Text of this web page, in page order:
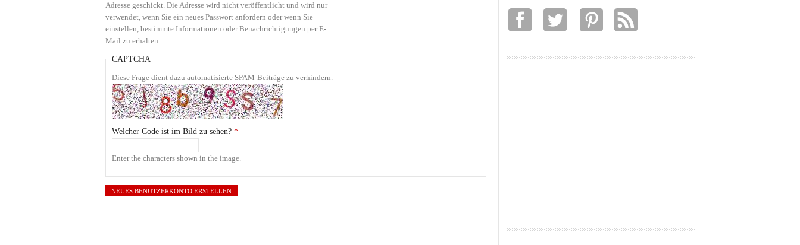
Adresse geschickt. Die Adresse wird nicht veröffentlicht und wird nur
verwendet, wenn Sie ein neues Passwort anfordern oder wenn Sie
einstellen, bestimmte Informationen oder Benachrichtigungen per E-
Mail zu erhalten.
CAPTCHA
Diese Frage dient dazu automatisierte SPAM-Beiträge zu verhindern.
Welcher Code ist im Bild zu sehen? *
Enter the characters shown in the image.